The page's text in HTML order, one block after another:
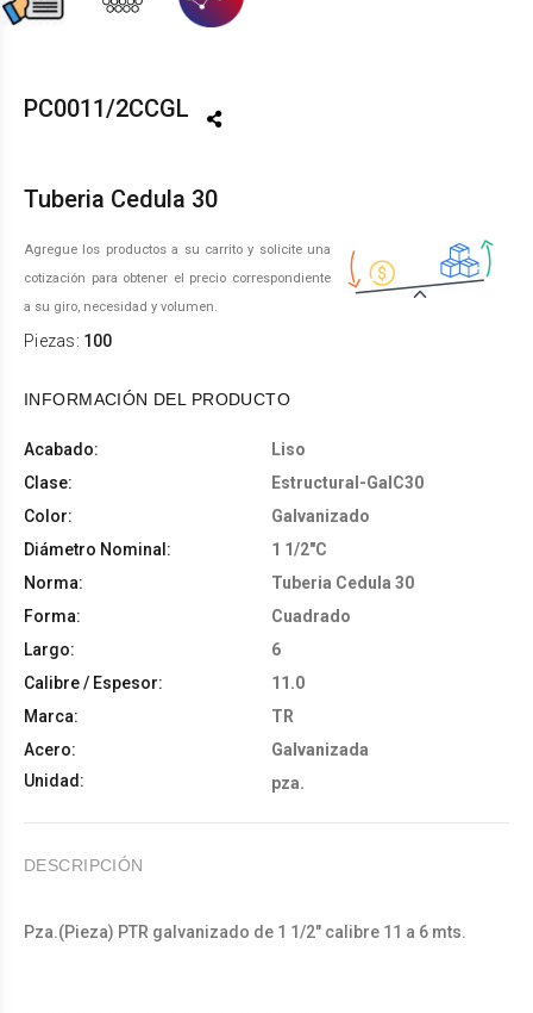
PC0011/2CCGL
Tuberia Cedula 30
Agregue los productos a su carrito y solicite una
cotización para obtener el precio correspondiente
a su giro, necesidad y volumen.
Piezas: 100
INFORMACIÓN DEL PRODUCTO
Acabado:
Liso
Clase:
Estructural-GalC30
Color:
Galvanizado
Diámetro Nominal:
1 1/2"C
Norma:
Tuberia Cedula 30
Forma:
Cuadrado
Largo:
6
Calibre / Espesor:
11.0
Marca:
TR
Acero:
Galvanizada
Unidad:
pza.
DESCRIPCIÓN
Pza.(Pieza) PTR galvanizado de 1 1/2" calibre 11 a 6 mts.